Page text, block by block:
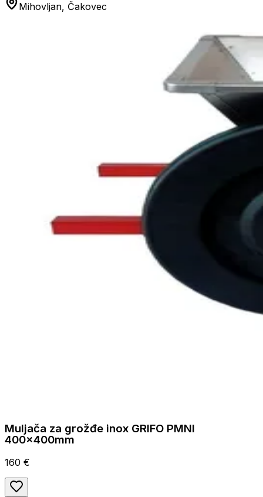
Mihovljan, Čakovec
Muljača za grožđe inox GRIFO PMNI
400x400mm
160 €